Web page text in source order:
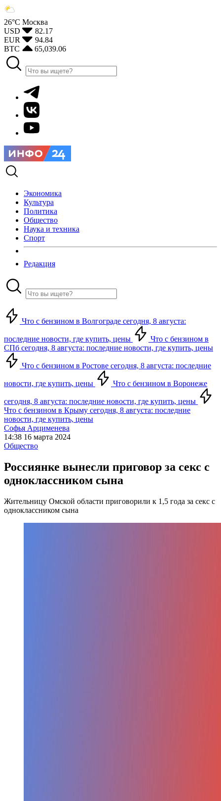
26°С Москва
USD
82.17
EUR
94.84
BTC
65,039.06
Экономика
Культура
Политика
Общество
Наука и техника
Спорт
Редакция
Что с бензином в Волгограде сегодня, 8 августа:
последние новости, где купить, цены
Что с бензином в
СПб сегодня, 8 августа: последние новости, где купить, цены
Что с бензином в Ростове сегодня, 8 августа: последние
новости, где купить, цены Что с бензином в Воронеже
сегодня, 8 августа: последние новости, где купить, цены
Что с бензином в Крыму сегодня, 8 августа: последние
новости, где купить, цены
Софья Арцименева
14:38 16 марта 2024
Общество
Россиянке вынесли приговор за секс с
одноклассником сына
Жительницу Омской области приговорили к 1,5 года за секс с
одноклассником сына